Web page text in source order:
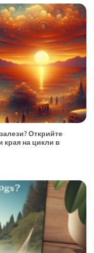
Открийте
края на цикли в